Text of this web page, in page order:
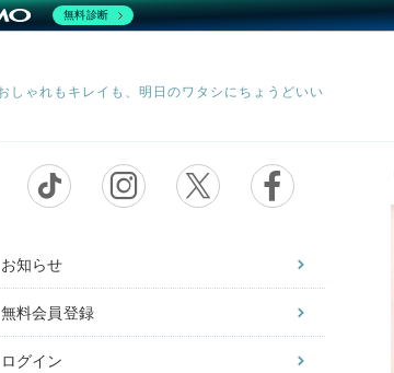
お知らせ
無料会員登録
ログイン
無料診断